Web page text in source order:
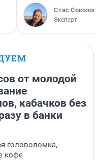
Стас Соколов
Эксперт
от молодой
кабачков без
в банки
головоломка,
кофе